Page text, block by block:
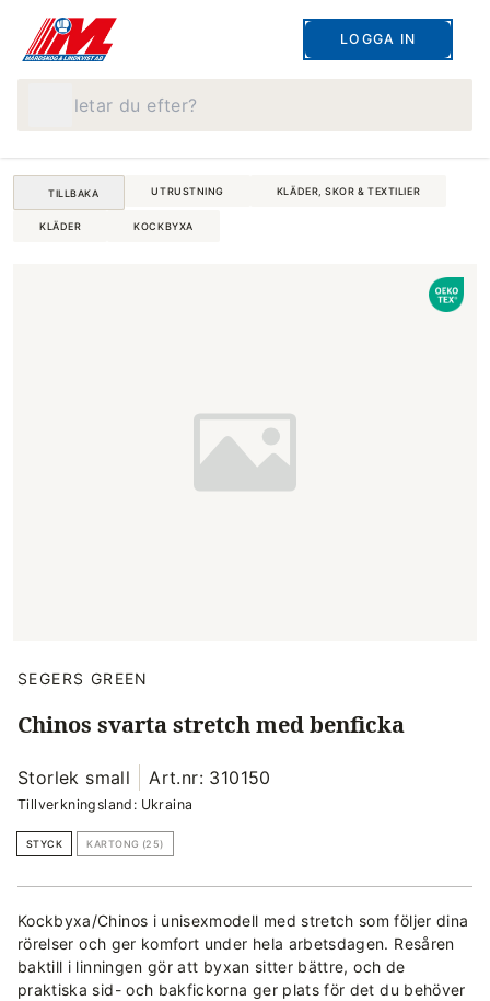
LOGGA IN
TILLBAKA UTRUSTNING KLÄDER, SKOR & TEXTILIER
KLÄDER KOCKBYXA
SEGERS GREEN
Chinos svarta stretch med benficka
Storlek small Art.nr: 310150
Tillverkningsland: Ukraina
STYCK KARTONG (25)
Kockbyxa/Chinos i unisexmodell med stretch som följer dina
rörelser och ger komfort under hela arbetsdagen. Resåren
baktill i linningen gör att byxan sitter bättre, och de
praktiska sid- och bakfickorna ger plats för det du behöver